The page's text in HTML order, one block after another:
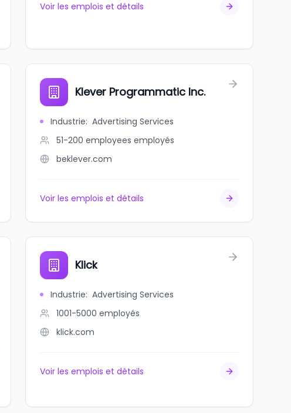
Voir les emplois et détails
Klever Programmatic Inc.
Industrie: Advertising Services
51-200 employees employés
beklever.com
Voir les emplois et détails
Klick
Industrie: Advertising Services
1001-5000 employés
klick.com
Voir les emplois et détails